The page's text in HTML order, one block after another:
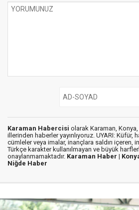
Karaman Habercisi olarak Karaman,
illerinden haberler yayınlıyoruz. UYARI: Küfür,
cümleler veya imalar, inançlara saldırı içeren,
Türkçe karakter kullanılmayan ve büyük
onaylanmamaktadır. Karaman Haber |
Niğde Haber